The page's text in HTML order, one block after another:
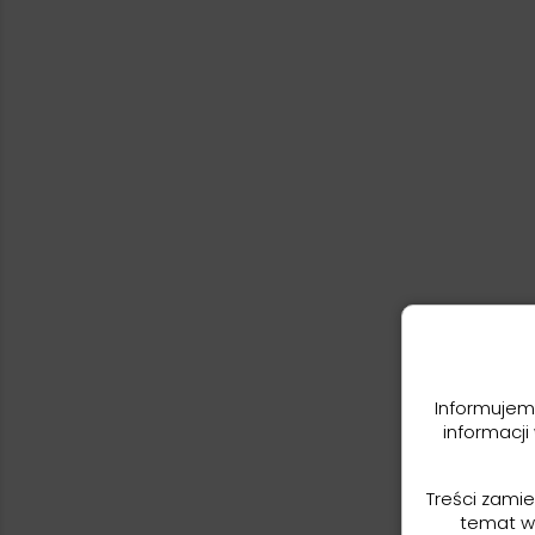
informacji
Treści
temat